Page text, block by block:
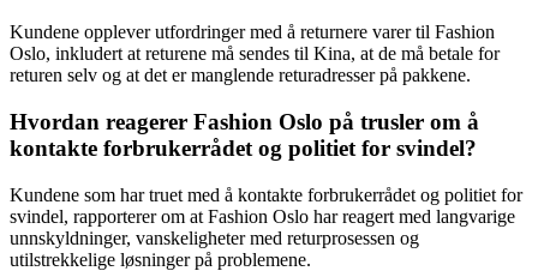
Kundene opplever utfordringer med å returnere varer til Fashion
Oslo, inkludert at returene må sendes til Kina, at de må betale for
returen selv og at det er manglende returadresser på pakkene.
Hvordan reagerer Fashion Oslo på trusler om å
kontakte forbrukerrådet og politiet for svindel?
Kundene som har truet med å kontakte forbrukerrådet og politiet for
svindel, rapporterer om at Fashion Oslo har reagert med langvarige
unnskyldninger, vanskeligheter med returprosessen og
utilstrekkelige løsninger på problemene.